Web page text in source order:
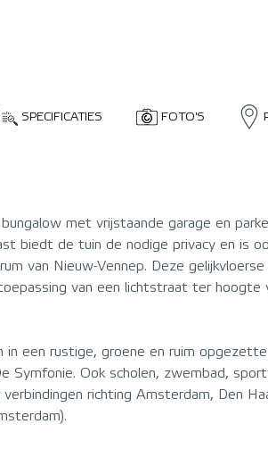
SPECIFICATIES FOTO'S
met vrijstaande garage en
biedt de tuin de nodige privacy en is
van Nieuw-Vennep. Deze
van een lichtstraat ter hoogte
in een rustige, groene en ruim
Symfonie. Ook scholen, zwembad,
richting Amsterdam, Den